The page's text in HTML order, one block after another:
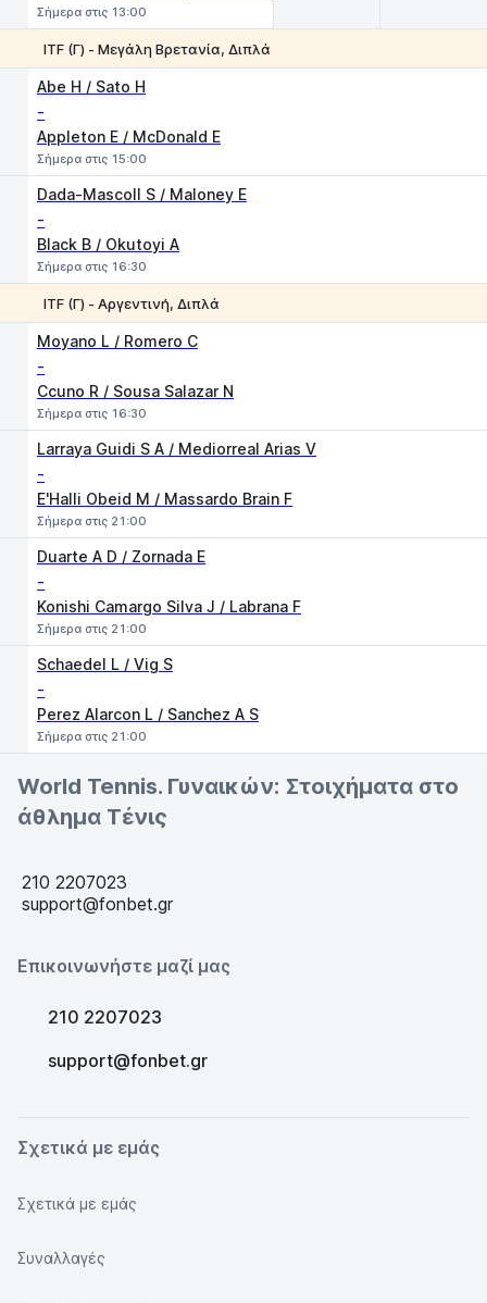
Σήμερα στις 13:00
ΙTF (Γ) - Μεγάλη Βρετανία, Διπλά
Abe H / Sato H
-
Appleton E / McDonald E
Σήμερα στις 15:00
Dada-Mascoll S / Maloney E
-
Black B / Okutoyi A
Σήμερα στις 16:30
ITF (Γ) - Αργεντινή, Διπλά
Moyano L / Romero C
-
Ccuno R / Sousa Salazar N
Σήμερα στις 16:30
Larraya Guidi S A / Mediorreal Arias V
-
E'Halli Obeid M / Massardo Brain F
Σήμερα στις 21:00
Duarte A D / Zornada E
-
Konishi Camargo Silva J / Labrana F
Σήμερα στις 21:00
Schaedel L / Vig S
-
Perez Alarcon L / Sanchez A S
Σήμερα στις 21:00
World Tennis. Γυναικών: Στοιχήματα στο
άθλημα Τένις
210 2207023
support@fonbet.gr
Επικοινωνήστε μαζί μας
210 2207023
support@fonbet.gr
Σχετικά με εμάς
Σχετικά με εμάς
Συναλλαγές